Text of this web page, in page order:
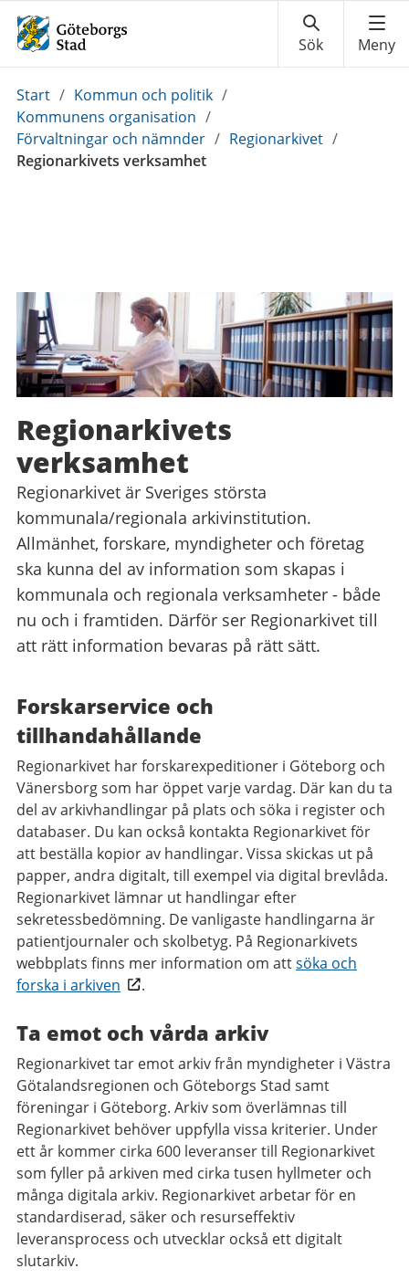
Du
är
här:
Start / Kommun och politik /
Kommunens organisation /
Förvaltningar och nämnder / Regionarkivet /
Regionarkivets verksamhet
Regionarkivets
verksamhet
Regionarkivet är Sveriges största
kommunala/regionala arkivinstitution.
Allmänhet, forskare, myndigheter och företag
ska kunna del av information som skapas i
kommunala och regionala verksamheter - både
nu och i framtiden. Därför ser Regionarkivet till
att rätt information bevaras på rätt sätt.
Forskarservice och
tillhandahållande
Regionarkivet har forskarexpeditioner i Göteborg och
Vänersborg som har öppet varje vardag. Där kan du ta
del av arkivhandlingar på plats och söka i register och
databaser. Du kan också kontakta Regionarkivet för
att beställa kopior av handlingar. Vissa skickas ut på
papper, andra digitalt, till exempel via digital brevlåda.
Regionarkivet lämnar ut handlingar efter
sekretessbedömning. De vanligaste handlingarna är
patientjournaler och skolbetyg. På Regionarkivets
webbplats finns mer information om attsöka och
forska i arkiven
.
Ta emot och vårda arkiv
Regionarkivet tar emot arkiv från myndigheter i Västra
Götalandsregionen och Göteborgs Stad samt
föreningar i Göteborg. Arkiv som överlämnas till
Regionarkivet behöver uppfylla vissa kriterier. Under
ett år kommer cirka 600 leveranser till Regionarkivet
som fyller på arkiven med cirka tusen hyllmeter och
många digitala arkiv. Regionarkivet arbetar för en
standardiserad, säker och resurseffektiv
leveransprocess och utvecklar också ett digitalt
slutarkiv.